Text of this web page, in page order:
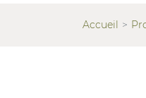
Accueil